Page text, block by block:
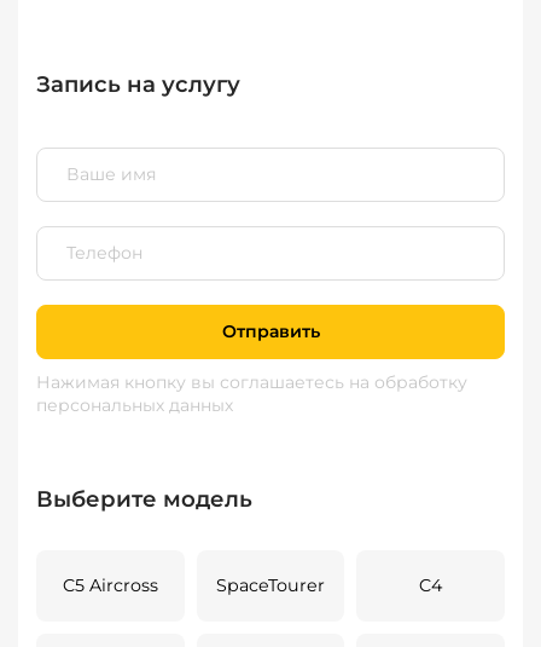
Запись на услугу
Отправить
Нажимая кнопку вы соглашаетесь на обработку
персональных данных
Выберите модель
C5 Aircross SpaceTourer C4